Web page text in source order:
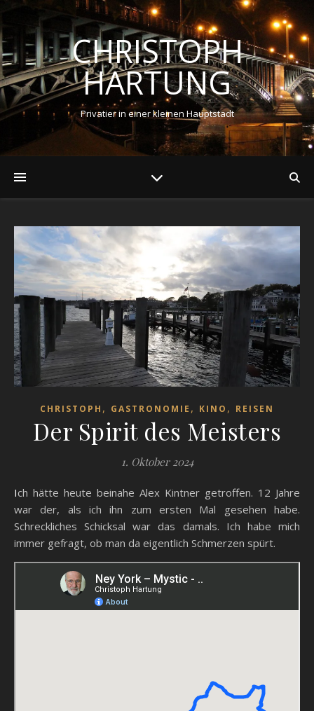
CHRISTOPH
HARTUNG
Privatier in einer kleinen Hauptstadt
CHRISTOPH , GASTRONOMIE , KINO , REISEN
Der Spirit des Meisters
1. Oktober 2024
Ich hätte heute beinahe Alex Kintner getroffen. 12 Jahre
war der, als ich ihn zum ersten Mal gesehen habe.
Schreckliches Schicksal war das damals. Ich habe mich
immer gefragt, ob man da eigentlich Schmerzen spürt.